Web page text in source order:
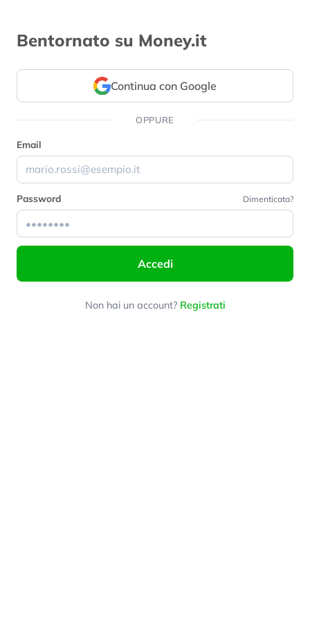
Bentornato su Money.it
Continua con Google
OPPURE
Email
Password Dimenticata?
Accedi
Non hai un account? Registrati